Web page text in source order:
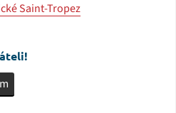
Saint-Tropez